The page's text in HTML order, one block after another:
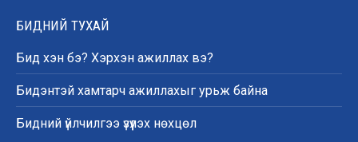
БИДНИЙ ТУХАЙ
Бид хэн бэ? Хэрхэн ажиллах вэ?
Бидэнтэй хамтарч ажиллахыг урьж байна
Бидний үйлчилгээ үзүүлэх нөхцөл